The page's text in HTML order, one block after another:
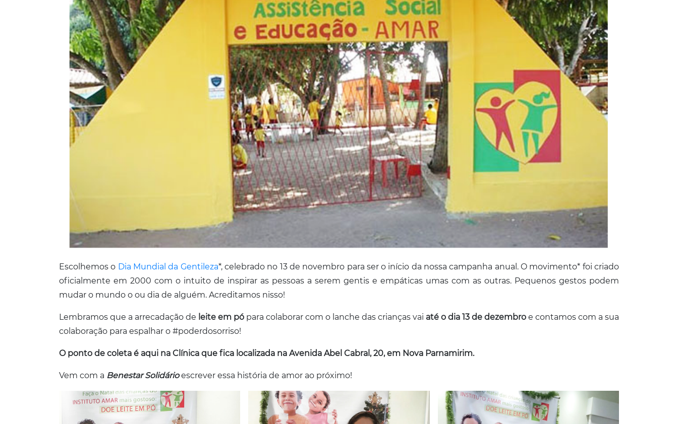
Escolhemos o Dia Mundial da Gentileza*, celebrado no 13 de novembro para ser o início da nossa campanha anual. O movimento* foi criado
oficialmente em 2000 com o intuito de inspirar as pessoas a serem gentis e empáticas umas com as outras. Pequenos gestos podem
mudar o mundo o ou dia de alguém. Acreditamos nisso!
Lembramos que a arrecadação de leite em pó para colaborar com o lanche das crianças vai até o dia 13 de dezembro e contamos com a sua
colaboração para espalhar o #poderdosorriso!
O ponto de coleta é aqui na Clínica que fica localizada na Avenida Abel Cabral, 20, em Nova Parnamirim.
Vem com a Benestar Solidárioescrever essa história de amor ao próximo!